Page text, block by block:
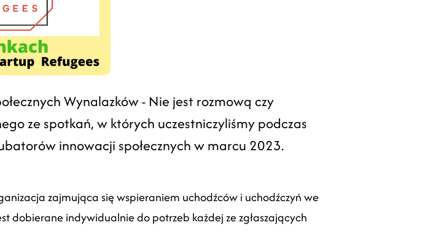
Wynalazków - Nie jest rozmową czy
ze spotkań, w których uczestniczyliśmy podczas
innowacji społecznych w marcu 2023.
zajmująca się wspieraniem uchodźców i uchodźczyń we
dobierane indywidualnie do potrzeb każdej ze zgłaszających